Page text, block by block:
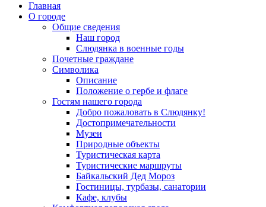
Главная
О городе
Общие сведения
Наш город
Слюдянка в военные годы
Почетные граждане
Символика
Описание
Положение о гербе и флаге
Гостям нашего города
Добро пожаловать в Слюдянку!
Достопримечательности
Музеи
Природные объекты
Туристическая карта
Туристические маршруты
Байкальский Дед Мороз
Гостиницы, турбазы, санатории
Кафе, клубы